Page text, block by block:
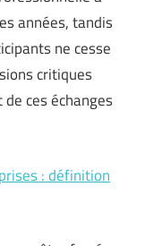
années, tandis
ne cesse
critiques
ces échanges
: définition